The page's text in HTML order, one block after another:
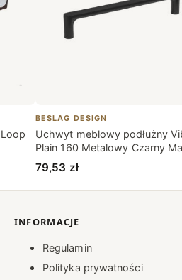
BESLAG DESIGN
Uchwyt meblowy podłużny
Plain 160 Metalowy Czarny
79,53 zł
INFORMACJE
Regulamin
Polityka prywatności